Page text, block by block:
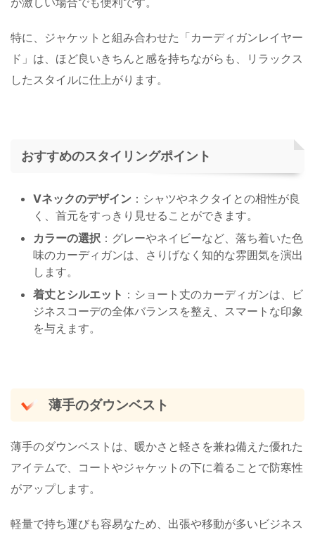
特に、ジャケットと組み合わせた「カーディガンレイヤー
ド」は、ほど良いきちんと感を持ちながらも、リラックス
したスタイルに仕上がります。
おすすめのスタイリングポイント
Vネックのデザイン ：シャツやネクタイとの相性が良
く、首元をすっきり見せることができます。
カラーの選択 ：グレーやネイビーなど、落ち着いた色
味のカーディガンは、さりげなく知的な雰囲気を演出
します。
着丈とシルエット ：ショート丈のカーディガンは、ビ
ジネスコーデの全体バランスを整え、スマートな印象
を与えます。
薄手のダウンベスト
薄手のダウンベストは、暖かさと軽さを兼ね備えた優れた
アイテムで、コートやジャケットの下に着ることで防寒性
がアップします。
軽量で持ち運びも容易なため、出張や移動が多いビジネス